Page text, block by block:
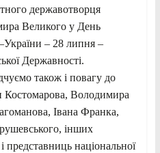
державотворця
Великого у День
– 28 липня –
Державності.
також і повагу до
Володимира
Івана Франка,
інших
представниць національної